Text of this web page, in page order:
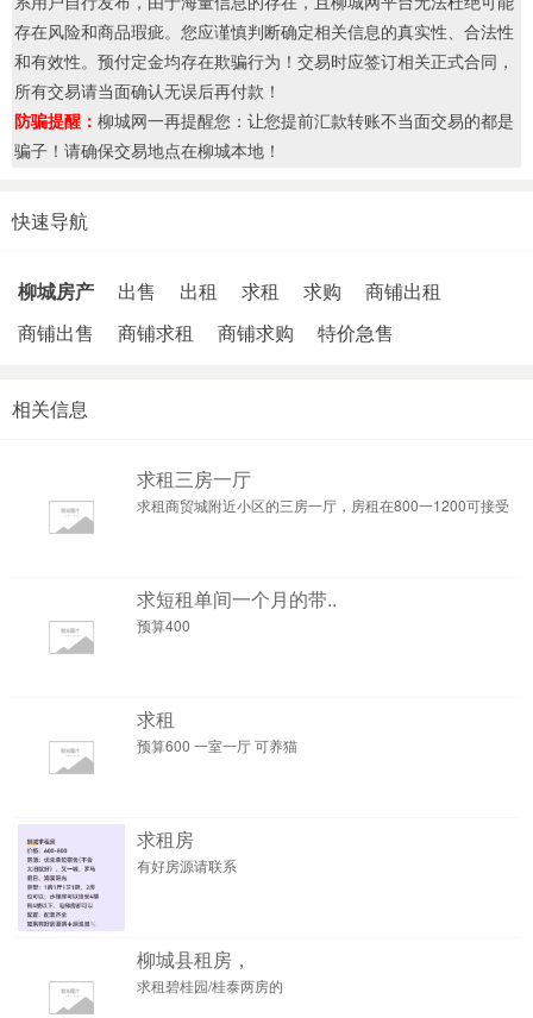
存在风险和商品瑕疵。您应谨慎判断确定相关信息的真实性、合法性
和有效性。预付定金均存在欺骗行为！交易时应签订相关正式合同，
所有交易请当面确认无误后再付款！
防骗提醒： 柳城网一再提醒您：让您提前汇款转账不当面交易的都是
骗子！请确保交易地点在柳城本地！
快速导航
柳城房产 出售 出租 求租 求购
商铺出租
商铺出售
商铺求租 商铺求购 特价急售
相关信息
求租三房一厅
求租商贸城附近小区的三房一厅，房租在800一1200可接受
求短租单间一个月的带..
预算400
求租
预算600 一室一厅 可养猫
求租房
有好房源请联系
柳城县租房，
求租碧桂园/桂泰两房的